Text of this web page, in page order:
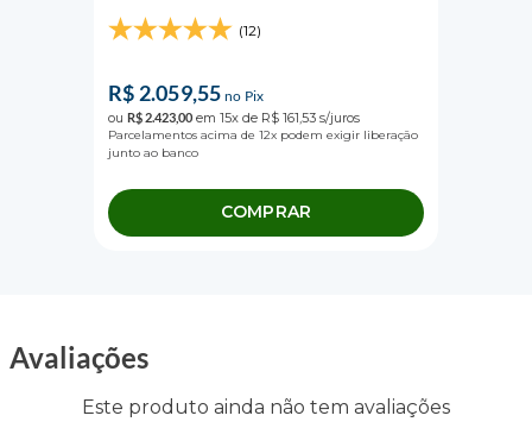
(12)
R$ 2.059,55 no Pix
ou R$242300 em 15x de R$ 161 53 s/juros
Parcelamentos acima de 12x podem exigir liberação
junto ao banco
COMPRAR
Avaliações
Este produto ainda não tem avaliações